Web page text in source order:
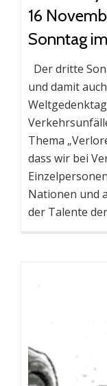
16
Sonntag
Der dritte
und damit
Thema
dass wir bei
Nationen und
der Talente